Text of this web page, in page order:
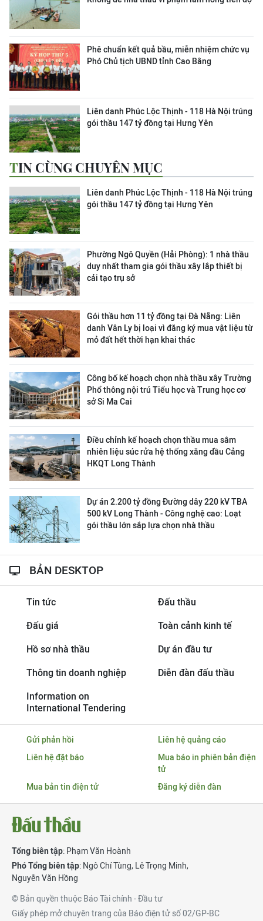
Phê chuẩn kết quả bầu, miễn nhiệm chức vụ
Phó Chủ tịch UBND tỉnh Cao Bằng
Liên danh Phúc Lộc Thịnh - 118 Hà Nội trúng
gói thầu 147 tỷ đồng tại Hưng Yên
TIN CÙNG CHUYÊN MỤC
Liên danh Phúc Lộc Thịnh - 118 Hà Nội trúng
gói thầu 147 tỷ đồng tại Hưng Yên
Phường Ngô Quyền (Hải Phòng): 1 nhà thầu
duy nhất tham gia gói thầu xây lắp thiết bị
cải tạo trụ sở
Gói thầu hơn 11 tỷ đồng tại Đà Nẵng: Liên
danh Vân Ly bị loại vì đăng ký mua vật liệu từ
mỏ đất hết thời hạn khai thác
Công bố kế hoạch chọn nhà thầu xây Trường
Phổ thông nội trú Tiểu học và Trung học cơ
sở Si Ma Cai
Điều chỉnh kế hoạch chọn thầu mua sắm
nhiên liệu súc rửa hệ thống xăng dầu Cảng
HKQT Long Thành
Dự án 2.200 tỷ đồng Đường dây 220 kV TBA
500 kV Long Thành - Công nghệ cao: Loạt
gói thầu lớn sắp lựa chọn nhà thầu
BẢN DESKTOP
Tin tức Đấu thầu
Đấu giá Toàn cảnh kinh tế
Hồ sơ nhà thầu Dự án đầu tư
Thông tin doanh nghiệp Diễn đàn đấu thầu
Information on
International Tendering
Gửi phản hồi
Liên hệ quảng cáo
Liên hệ đặt báo
Mua báo in phiên bản điện
tử
Mua bản tin điện tử
Đăng ký diễn đàn
Tổng biên tập: Phạm Văn Hoành
Phó Tổng biên tập: Ngô Chí Tùng, Lê Trọng Minh,
Nguyễn Văn Hồng
© Bản quyền thuộc Báo Tài chính - Đầu tư
Giấy phép mở chuyên trang của Báo điện tử số 02/GP-BC